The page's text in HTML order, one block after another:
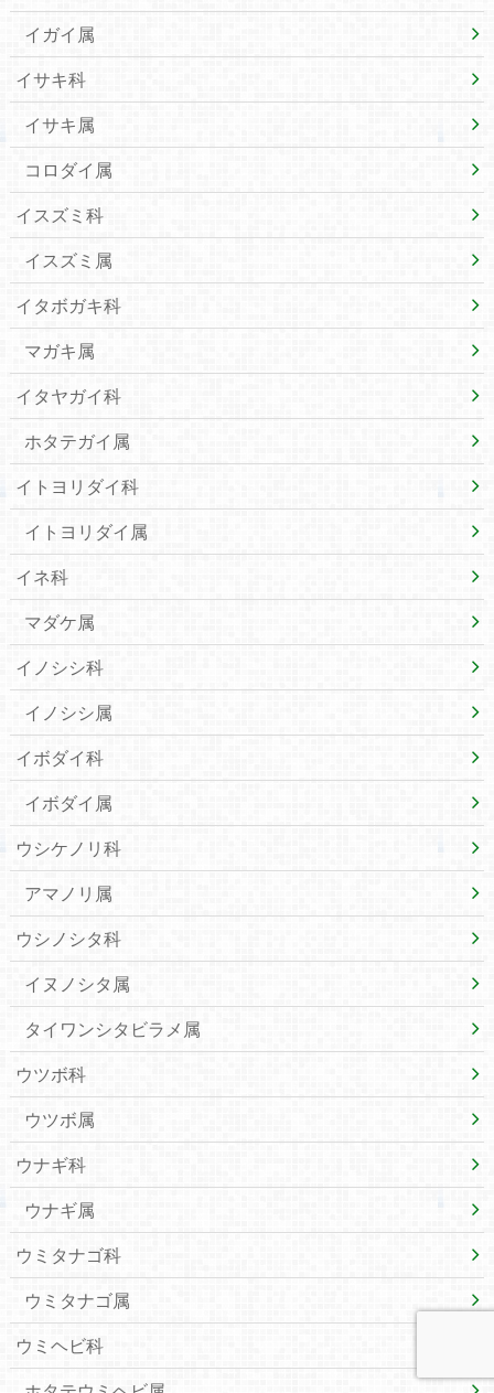
イガイ属
イサキ科
イサキ属
コロダイ属
イスズミ科
イスズミ属
イタボガキ科
マガキ属
イタヤガイ科
ホタテガイ属
イトヨリダイ科
イトヨリダイ属
イネ科
マダケ属
イノシシ科
イノシシ属
イボダイ科
イボダイ属
ウシケノリ科
アマノリ属
ウシノシタ科
イヌノシタ属
タイワンシタビラメ属
ウツボ科
ウツボ属
ウナギ科
ウナギ属
ウミタナゴ科
ウミタナゴ属
ウミヘビ科